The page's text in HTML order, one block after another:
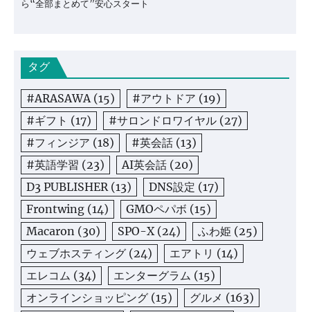
ら“全部まとめて”安心スタート
タグ
#ARASAWA(15) #アウトドア (19)
#ギフト (17) #サロンドロワイヤル (27)
#フィンジア (18) #英会話 (13)
#英語学習 (23) AI英会話 (20)
D3 PUBLISHER(13) DNS設定 (17)
Frontwing (14) GMOペパボ (15)
Macaron (30) SPO-X(24) ふわ姫 (25)
ウェブホスティング (24) エアトリ (14)
エレコム (34) エンターグラム (15)
オンラインショッピング (15) グルメ (163)